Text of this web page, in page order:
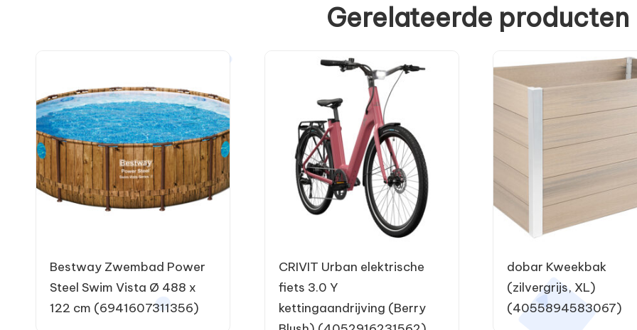
Gerelateerde producten
Bestway Zwembad Power
Steel Swim Vista Ø 488 x
122 cm (6941607311356)
CRIVIT Urban elektrische
fiets 3.0 Y
kettingaandrijving (Berry
dobar Kweekbak
(zilvergrijs, XL)
(4055894583067)